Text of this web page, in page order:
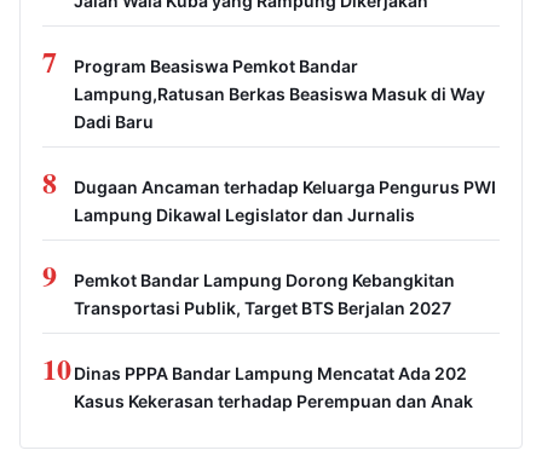
7
Program Beasiswa Pemkot Bandar
Lampung,Ratusan Berkas Beasiswa Masuk di Way
Dadi Baru
8
Dugaan Ancaman terhadap Keluarga Pengurus PWI
Lampung Dikawal Legislator dan Jurnalis
9
Pemkot Bandar Lampung Dorong Kebangkitan
Transportasi Publik, Target BTS Berjalan 2027
10Dinas PPPA Bandar Lampung Mencatat Ada 202
Kasus Kekerasan terhadap Perempuan dan Anak